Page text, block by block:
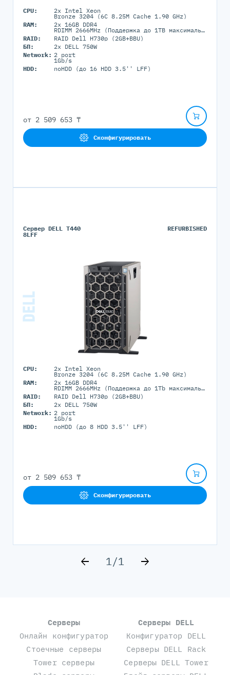
CPU: 2x Intel Xeon
Bronze 3204 (6C 8.25M Cache 1.90 GHz)
RAM:
2x 16GB DDR4
RDIMM 2666MHz (Поддержка до 1TB максимально, 16 RDIMM портов)
RAID:
RAID Dell H730p (2GB+BBU)
БП:
2x DELL 750W
Network: 2 port
1Gb/s
HDD:
noHDD (до 16 HDD 3.5'' LFF)
от 2 509 653 ₸
Сконфигурировать
Сервер DELL T440
8LFF
REFURBISHED
CPU: 2x Intel Xeon
Bronze 3204 (6C 8.25M Cache 1.90 GHz)
RAM:
2x 16GB DDR4
RDIMM 2666MHz (Поддержка до 1Tb максимально, 16 RDIMM портов)
RAID:
RAID Dell H730p (2GB+BBU)
БП:
2x DELL 750W
Network: 2 port
1Gb/s
HDD:
noHDD (до 8 HDD 3.5'' LFF)
от 2 509 653 ₸
Сконфигурировать
1/1
Серверы
Онлайн конфигуратор
Стоечные серверы
Tower серверы
Серверы DELL
Конфигуратор DELL
Серверы DELL Rack
Серверы DELL Tower